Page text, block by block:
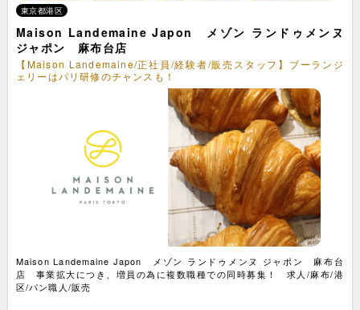
東京都港区
Maison Landemaine Japon メゾン ランドゥメンヌ
ジャポン 麻布台店
【Maison Landemaine/正社員/経験者/販売スタッフ】ブーランジ
ェリーはパリ研修のチャンスも！
Maison Landemaine Japon メゾン ランドゥメンヌ ジャポン 麻布台
店 事業拡大につき、増員の為に複数職種での同時募集！ 求人/麻布/港
区/パン職人/販売